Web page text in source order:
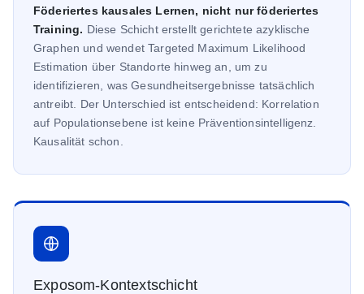
Föderiertes kausales Lernen, nicht nur föderiertes
Training. Diese Schicht erstellt gerichtete azyklische
Graphen und wendet Targeted Maximum Likelihood
Estimation über Standorte hinweg an, um zu
identifizieren, was Gesundheitsergebnisse tatsächlich
antreibt. Der Unterschied ist entscheidend: Korrelation
auf Populationsebene ist keine Präventionsintelligenz.
Kausalität schon.
Exposom-Kontextschicht